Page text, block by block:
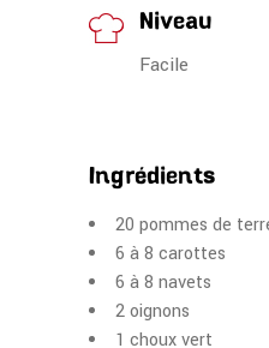
Niveau
Facile
Ingrédients
20 pommes de
6 à 8 carottes
6 à 8 navets
2 oignons
1 choux vert